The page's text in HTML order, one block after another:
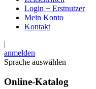
Login + Erstnutzer
Mein Konto
Kontakt
|
anmelden
Sprache auswählen
Online-Katalog